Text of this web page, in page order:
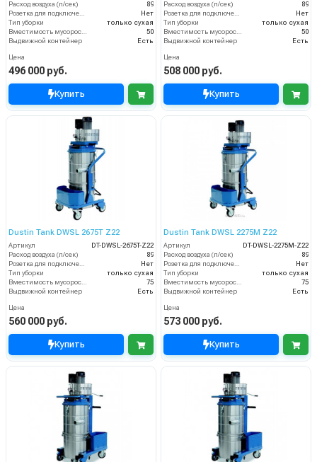
Расход воздуха (л/сек)
89
Розетка для подключения инструмента
Нет
Тип уборки
только сухая
Вместимость мусоросборника (л)
50
Выдвижной контейнер
Есть
Цена
496 000 руб.
Купить
Расход воздуха (л/сек)
89
Розетка для подключения инструмента
Нет
Тип уборки
только сухая
Вместимость мусоросборника (л)
50
Выдвижной контейнер
Есть
Цена
508 000 руб.
Купить
Dustin Tank DWSL 2675T Z22
Артикул
DT-DWSL-2675T-Z22
Расход воздуха (л/сек)
89
Розетка для подключения инструмента
Нет
Тип уборки
только сухая
Вместимость мусоросборника (л)
75
Выдвижной контейнер
Есть
Цена
560 000 руб.
Купить
Dustin Tank DWSL 2275M Z22
Артикул
DT-DWSL-2275M-Z22
Расход воздуха (л/сек)
89
Розетка для подключения инструмента
Нет
Тип уборки
только сухая
Вместимость мусоросборника (л)
75
Выдвижной контейнер
Есть
Цена
573 000 руб.
Купить